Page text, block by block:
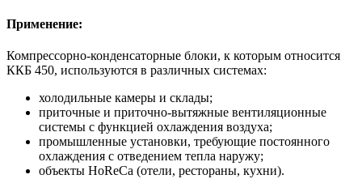
Применение:
Компрессорно-конденсаторные блоки, к которым относится
ККБ 450, используются в различных системах:
холодильные камеры и склады;
приточные и приточно-вытяжные вентиляционные
системы с функцией охлаждения воздуха;
промышленные установки, требующие постоянного
охлаждения с отведением тепла наружу;
объекты HoReCa (отели, рестораны, кухни).